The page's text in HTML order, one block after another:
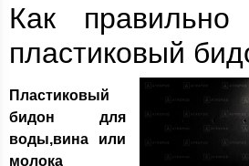
Как правильно
пластиковый
Пластиковый
бидон
для
воды,вина или
молока